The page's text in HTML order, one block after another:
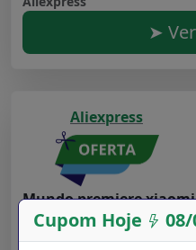
➤
Aliexpress
Mundo premiere
fio fone de ouvido tws
Cupom Desconto Hoje para
Cupom Hoje 08/